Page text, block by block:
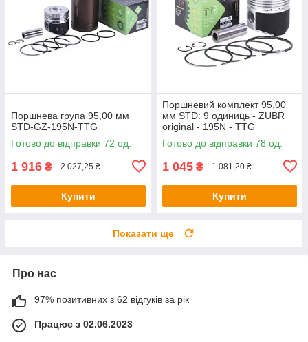
Поршнева група 95,00 мм
STD-GZ-195N-TTG
Готово до відправки 72 од.
1 916 ₴ 2 027,25 ₴
Купити
Поршневий комплект 95,00
мм STD: 9 одиниць - ZUBR
original - 195N - TTG
Готово до відправки 78 од.
1 045 ₴ 1 081,20 ₴
Купити
Показати ще
Про нас
97% позитивних з 62 відгуків за рік
Працює з 02.06.2023